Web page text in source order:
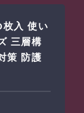
枚入 使い
三層構
策 防護